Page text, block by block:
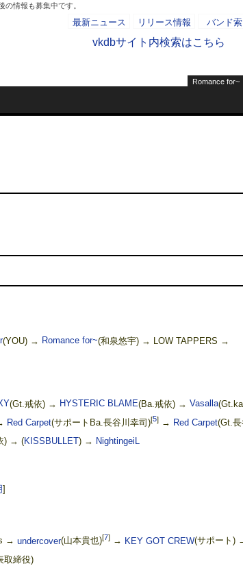
情報も募集中です。
最新ニュース リリース情報 バンド
vkdbサイト内検索はこちら
Romance for~
(YOU) → Romance for~(和泉悠宇) → LOW TAPPERS →
(Gt.戒依) → HYSTERIC BLAME(Ba.戒依) → Vasalla
Red Carpet(サポートBa.長谷川幸司)[5]→ Red Carpet(Gt.長
) → (KISSBULLET) → NightingeiL
]
→ undercover(山本貴也)[7]→ KEY GOT CREW(サポート)
取締役)